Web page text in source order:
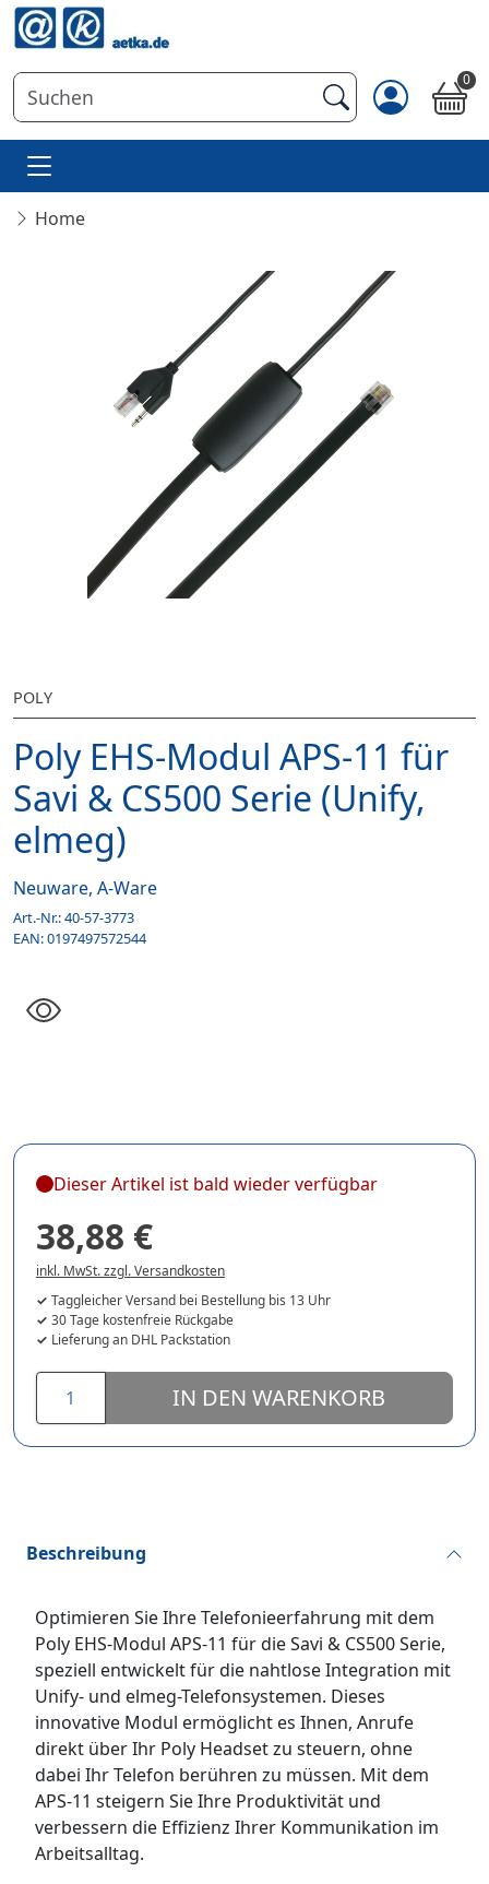
0
Home
POLY
Poly EHS-Modul APS-11 für
Savi & CS500 Serie (Unify,
elmeg)
Neuware, A-Ware
Art.-Nr.:40-57-3773
EAN:0197497572544
Dieser Artikel ist bald wieder verfügbar
38,88 €
inkl. MwSt. zzgl. Versandkosten
Taggleicher Versand bei Bestellung bis 13 Uhr
30 Tage kostenfreie Rückgabe
Lieferung an DHL Packstation
IN DEN WARENKORB
Beschreibung
Optimieren Sie Ihre Telefonieerfahrung mit dem
Poly EHS-Modul APS-11 für die Savi & CS500 Serie,
speziell entwickelt für die nahtlose Integration mit
Unify- und elmeg-Telefonsystemen. Dieses
innovative Modul ermöglicht es Ihnen, Anrufe
direkt über Ihr Poly Headset zu steuern, ohne
dabei Ihr Telefon berühren zu müssen. Mit dem
APS-11 steigern Sie Ihre Produktivität und
verbessern die Effizienz Ihrer Kommunikation im
Arbeitsalltag.